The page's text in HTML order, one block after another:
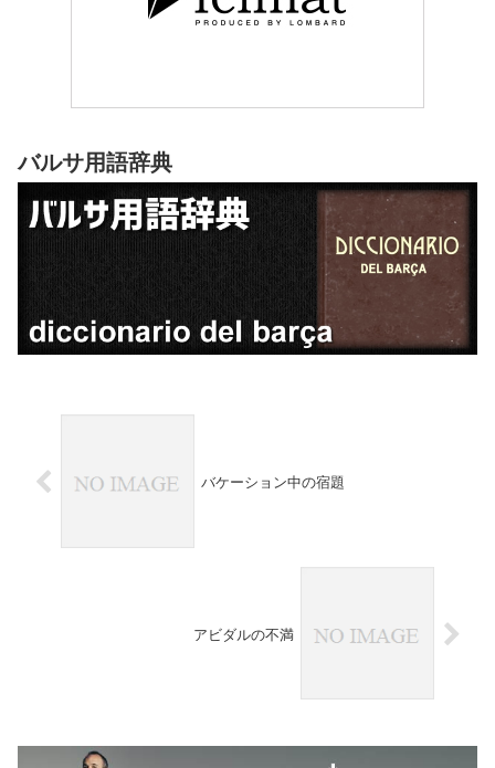
バルサ用語辞典
バケーション中の宿題
アビダルの不満